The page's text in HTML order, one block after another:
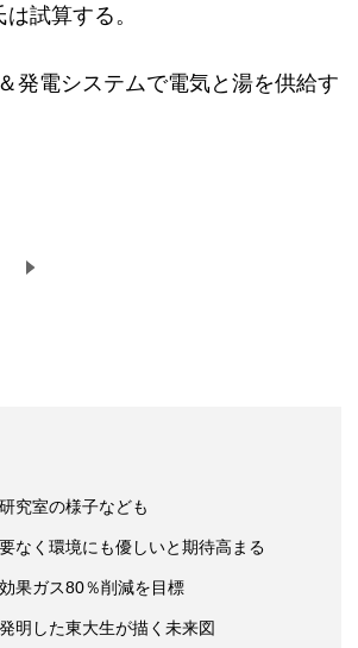
試算する。
発電システムで電気と湯を供給す
究室の様子なども
なく環境にも優しいと期待高まる
果ガス80％削減を目標
明した東大生が描く未来図